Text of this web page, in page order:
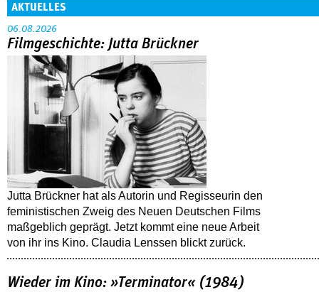
AKTUELLES
06.08.2026
Filmgeschichte: Jutta Brückner
Jutta Brückner hat als Autorin und Regisseurin den
feministischen Zweig des Neuen Deutschen Films
maßgeblich geprägt. Jetzt kommt eine neue Arbeit
von ihr ins Kino. Claudia Lenssen blickt zurück.
Wieder im Kino: »Terminator« (1984)